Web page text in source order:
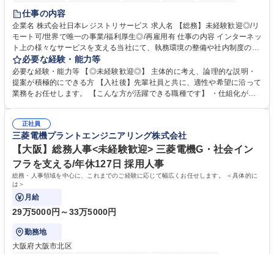
住宅手当あり
完全週休2日制
交通費支給 駅近5分以内 土日祝休み 服装自由
仕事の内容
企業名 株式会社日本レジストリサービス 求人名 【総務】未経験歓迎◎/リ
モート可/世界で唯一の事業/福利厚生◎/再雇用有 仕事の内容 インターネッ
ト上の様々なサービスを支える当社にて、執務環境の整備や社内制度の検
討、イベント運営などの幅広い業務を担当し、間接的に会社の生産性向上
や成長に貢献している部署です。 会社の全メンバーが安心して長く成果を
発揮できる環境を整えるために、毎日のメンテナンスや維持管理に加え、
新たな施策検討を積極的に行っていただき、会社全体を巻き込み課題解決
幅広い業務の体得が可能で、多様なキャリアパスを描くことも可能です。
募集職種 【総務】未経験歓迎◎/リモート可/世界で唯一の事業/福利厚生◎/
再雇用有
必要な経験・能力等
必要な経験・能力等 【◎未経験歓迎◎】 主体的に考え、論理的な説明・
提案が積極的にできる方 【入社後】先輩社員と共に、適性や希望に沿って
業務をお任せします。 【こんな方が活躍できる職種です】 ・仕組化が好
対処できる・新しいことに興味関心がある 【魅力】■自己啓発支援：資格
取得や通信教育など費用の80%（年間25万円まで）を補助 ■住宅手当：家
賃の50%（月額7万円まで）を補助 学歴・資格 学歴：大学院 大学 語学
力： 資格：
正社員
三菱電機プラントエンジニアリング株式会社
【大阪】総務人事<未経験歓迎> 三菱電機G・社会イン
フラを支える/年休127日 採用人事
総務・人事領域を中心に、これまでのご経験に応じて幅広くお任せします。 ＜具体的に
は＞
月給
29万5000円～33万5000円
勤務地
大阪府大阪市北区